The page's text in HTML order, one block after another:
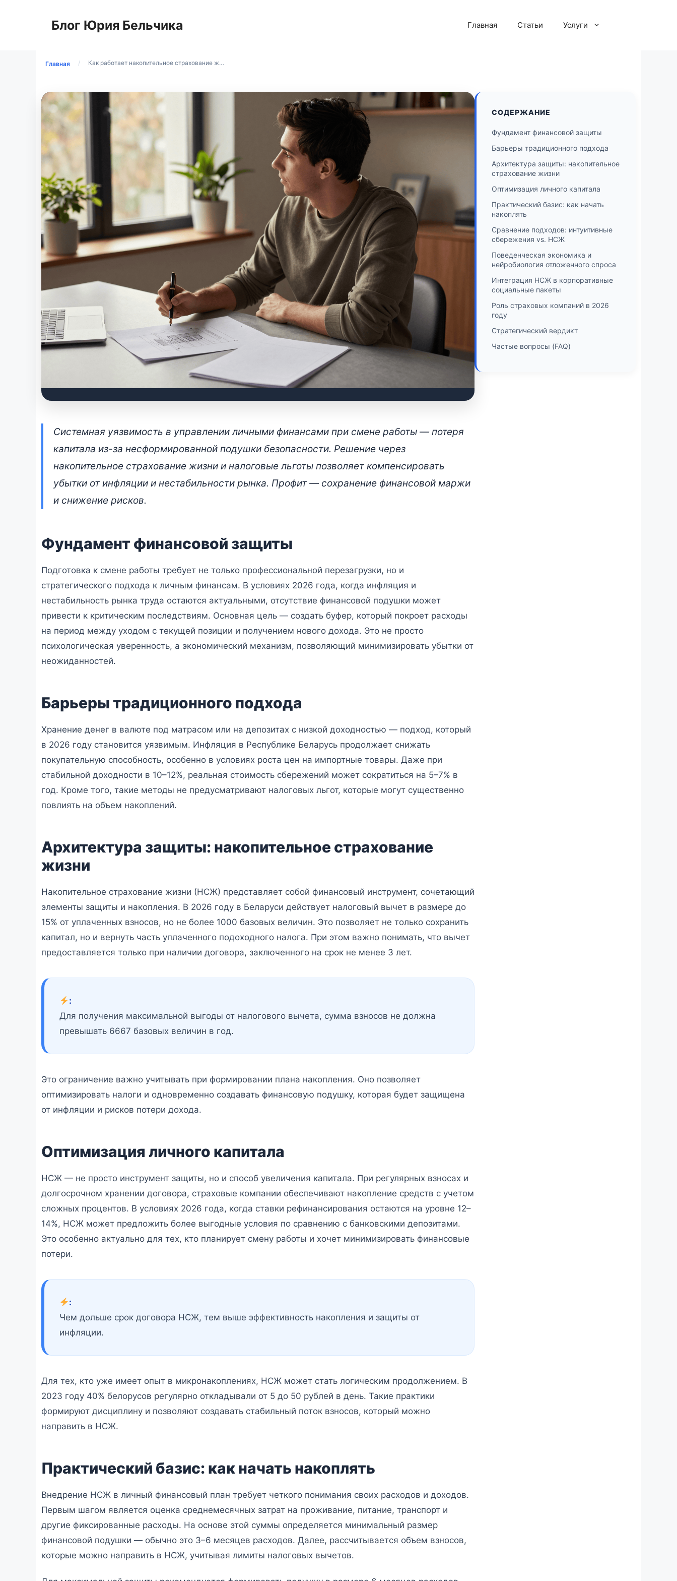
содержимомуБлог Юрия Бельчика Главная Статьи Услуги
Главная / Как работает накопительное страхование ж…
Как работает накопительное страхование
жизни в Беларуси: решение финансовых рисков
при смене работы
2 июля 2026 • 👁 5 390 прочтений
Системная уязвимость в управлении личными финансами при смене работы — потеря
капитала из-за несформированной подушки безопасности. Решение через
накопительное страхование жизни и налоговые льготы позволяет компенсировать
убытки от инфляции и нестабильности рынка. Профит — сохранение финансовой маржи
и снижение рисков.
Фундамент финансовой защиты
Подготовка к смене работы требует не только профессиональной перезагрузки, но и
стратегического подхода к личным финансам. В условиях 2026 года, когда инфляция и
нестабильность рынка труда остаются актуальными, отсутствие финансовой подушки может
привести к критическим последствиям. Основная цель — создать буфер, который покроет расходы
на период между уходом с текущей позиции и получением нового дохода. Это не просто
психологическая уверенность, а экономический механизм, позволяющий минимизировать убытки от
неожиданностей.
Барьеры традиционного подхода
Хранение денег в валюте под матрасом или на депозитах с низкой доходностью — подход, который
в 2026 году становится уязвимым. Инфляция в Республике Беларусь продолжает снижать
покупательную способность, особенно в условиях роста цен на импортные товары. Даже при
стабильной доходности в 10–12%, реальная стоимость сбережений может сократиться на 5–7% в
год. Кроме того, такие методы не предусматривают налоговых льгот, которые могут существенно
повлиять на объем накоплений.
Архитектура защиты: накопительное страхование
жизни
Накопительное страхование жизни (НСЖ) представляет собой финансовый инструмент, сочетающий
элементы защиты и накопления. В 2026 году в Беларуси действует налоговый вычет в размере до
15% от уплаченных взносов, но не более 1000 базовых величин. Это позволяет не только сохранить
капитал, но и вернуть часть уплаченного подоходного налога. При этом важно понимать, что вычет
предоставляется только при наличии договора, заключенного на срок не менее 3 лет.
:
Для получения максимальной выгоды от налогового вычета, сумма взносов не должна
превышать 6667 базовых величин в год.
Это ограничение важно учитывать при формировании плана накопления. Оно позволяет
оптимизировать налоги и одновременно создавать финансовую подушку, которая будет защищена
от инфляции и рисков потери дохода.
Оптимизация личного капитала
НСЖ — не просто инструмент защиты, но и способ увеличения капитала. При регулярных взносах и
долгосрочном хранении договора, страховые компании обеспечивают накопление средств с учетом
сложных процентов. В условиях 2026 года, когда ставки рефинансирования остаются на уровне 12–
14%, НСЖ может предложить более выгодные условия по сравнению с банковскими депозитами.
Это особенно актуально для тех, кто планирует смену работы и хочет минимизировать финансовые
потери.
:
Чем дольше срок договора НСЖ, тем выше эффективность накопления и защиты от
инфляции.
Для тех, кто уже имеет опыт в микронакоплениях, НСЖ может стать логическим продолжением. В
2023 году 40% белорусов регулярно откладывали от 5 до 50 рублей в день. Такие практики
формируют дисциплину и позволяют создавать стабильный поток взносов, который можно
направить в НСЖ.
Практический базис: как начать накоплять
Внедрение НСЖ в личный финансовый план требует четкого понимания своих расходов и доходов.
Первым шагом является оценка среднемесячных затрат на проживание, питание, транспорт и
другие фиксированные расходы. На основе этой суммы определяется минимальный размер
финансовой подушки — обычно это 3–6 месяцев расходов. Далее, рассчитывается объем взносов,
которые можно направить в НСЖ, учитывая лимиты налоговых вычетов.
СОДЕРЖАНИЕ
Фундамент финансовой защиты
Барьеры традиционного подхода
Архитектура защиты: накопительное
страхование жизни
Оптимизация личного капитала
Практический базис: как начать
накоплять
Сравнение подходов: интуитивные
сбережения vs. НСЖ
Поведенческая экономика и
нейробиология отложенного спроса
Интеграция НСЖ в корпоративные
социальные пакеты
Роль страховых компаний в 2026
году
Стратегический вердикт
Частые вопросы (FAQ)